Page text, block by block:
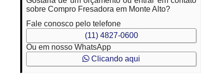
sobre Compro Fresadora em Monte Alto?
Fale conosco pelo telefone
(11) 4827-0600
Ou em nosso WhatsApp
Clicando aqui